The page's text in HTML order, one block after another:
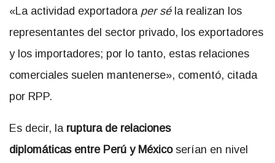
«La actividad exportadora per séla realizan los
representantes del sector privado, los exportadores
y los importadores; por lo tanto, estas relaciones
comerciales suelen mantenerse», comentó, citada
por RPP.
Es decir, la ruptura de relaciones
diplomáticasentre Perú y Méxicoserían en nivel